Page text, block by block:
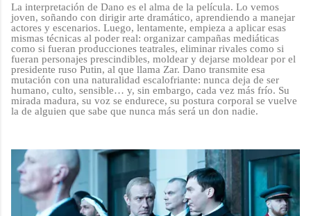
La interpretación de Dano es el alma de la película. Lo vemos
joven, soñando con dirigir arte dramático, aprendiendo a manejar
actores y escenarios. Luego, lentamente, empieza a aplicar esas
mismas técnicas al poder real: organizar campañas mediáticas
como si fueran producciones teatrales, eliminar rivales como si
fueran personajes prescindibles, moldear y dejarse moldear por el
presidente ruso Putin, al que llama Zar. Dano transmite esa
mutación con una naturalidad escalofriante: nunca deja de ser
humano, culto, sensible… y, sin embargo, cada vez más frío. Su
mirada madura, su voz se endurece, su postura corporal se vuelve
la de alguien que sabe que nunca más será un don nadie.